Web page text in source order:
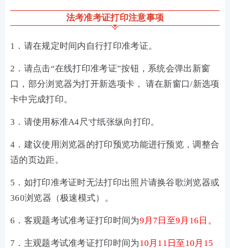
法考准考证打印注意事项
1．请在规定时间内自行打印准考证。
2．请点击“在线打印准考证”按钮，系统会弹出新窗
口，部分浏览器为打开新选项卡， 请在新窗口/新选项
卡中完成打印。
3．请使用标准A4尺寸纸张纵向打印。
4．建议使用浏览器的打印预览功能进行预览，调整合
适的页边距。
5．如打印准考证时无法打印出照片请换谷歌浏览器或
360浏览器（极速模式）。
6．客观题考试准考证打印时间为9月7日至9月16日。
7．主观题考试准考证打印时间为10月11日至10月15